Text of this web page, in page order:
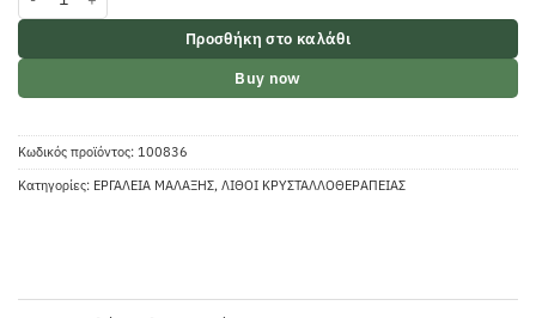
Προσθήκη στο καλάθι
Buy now
Κωδικός προϊόντος: 100836
Κατηγορίες: ΕΡΓΑΛΕΙΑ ΜΑΛΑΞΗΣ, ΛΙΘΟΙ ΚΡΥΣΤΑΛΛΟΘΕΡΑΠΕΙΑΣ